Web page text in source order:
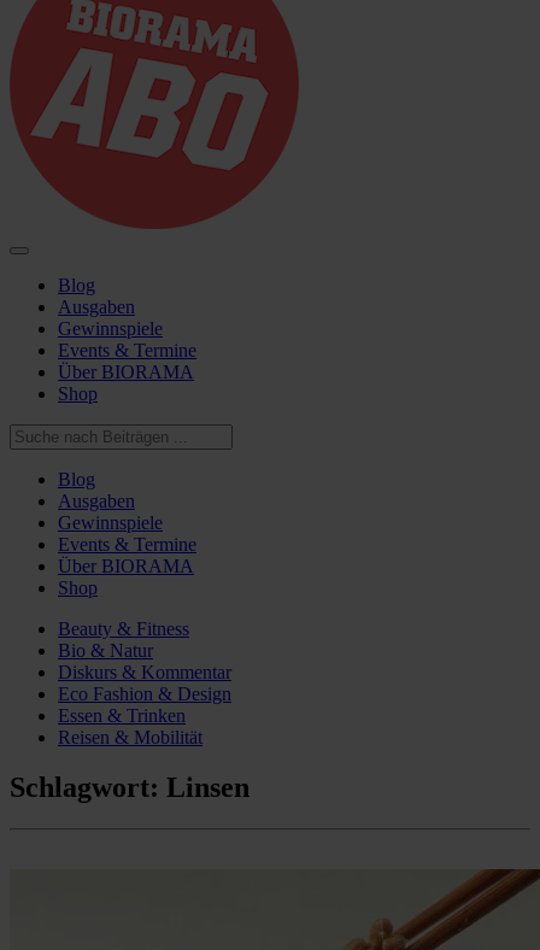
Blog
Ausgaben
Gewinnspiele
Events & Termine
Über BIORAMA
Shop
Blog
Ausgaben
Gewinnspiele
Events & Termine
Über BIORAMA
Shop
Beauty & Fitness
Bio & Natur
Diskurs & Kommentar
Eco Fashion & Design
Essen & Trinken
Reisen & Mobilität
Schlagwort: Linsen